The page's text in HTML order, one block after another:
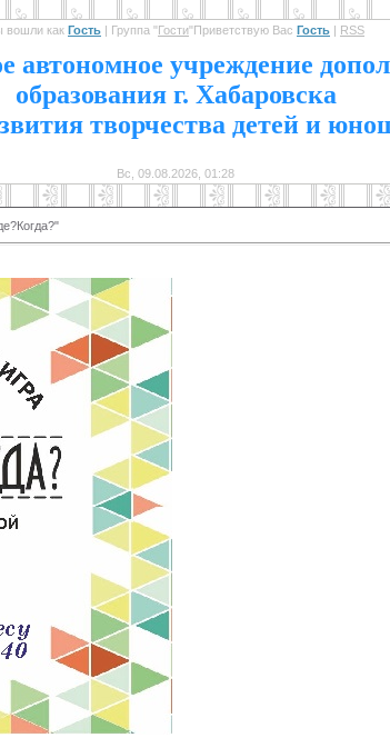
вошли как Гость | Группа "Гости"Приветствую Вас Гость | RSS
автономное учреждение
образования г. Хабаровска
творчества детей и
Вс, 09.08.2026, 01:28